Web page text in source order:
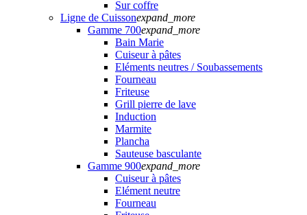
Sur coffre
Ligne de Cuissonexpand_more
Gamme 700expand_more
Bain Marie
Cuiseur à pâtes
Eléments neutres / Soubassements
Fourneau
Friteuse
Grill pierre de lave
Induction
Marmite
Plancha
Sauteuse basculante
Gamme 900expand_more
Cuiseur à pâtes
Elément neutre
Fourneau